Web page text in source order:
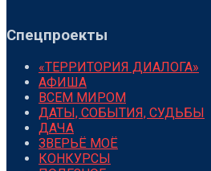
Спецпроекты
«ТЕРРИТОРИЯ ДИАЛОГА»
АФИША
ВСЕМ МИРОМ
ДАТЫ, СОБЫТИЯ, СУДЬБЫ
ДАЧА
ЗВЕРЬЁ МОЁ
КОНКУРСЫ